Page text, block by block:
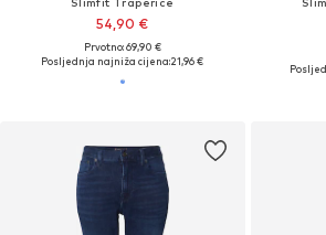
54,90 €
Prvotno: 69,90 €
Posljednja najniža cijena:21,96 €